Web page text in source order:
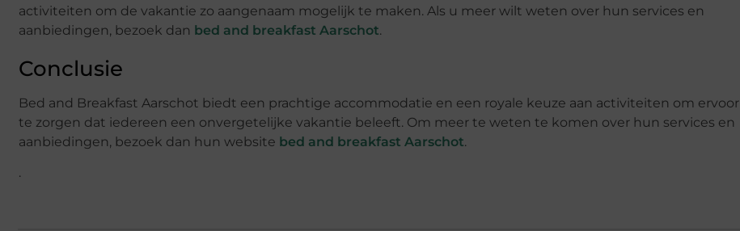
activiteiten om de vakantie zo aangenaam mogelijk te maken. Als u meer wilt weten over hun services en
aanbiedingen, bezoek dan bed and breakfast Aarschot.
Conclusie
Bed and Breakfast Aarschot biedt een prachtige accommodatie en een royale keuze aan activiteiten om ervoor
te zorgen dat iedereen een onvergetelijke vakantie beleeft. Om meer te weten te komen over hun services en
aanbiedingen, bezoek dan hun website bed and breakfast Aarschot.
.